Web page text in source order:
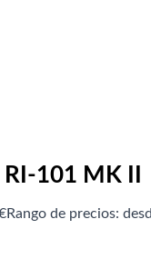
101 MK II
Rango de precios: